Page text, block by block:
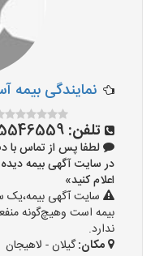
نمایندگی بیمه آسیا
تلفن:
لطفا پس از تماس با
اعلام کنید»
سایت آگهی
بیمه است وهیچ‌گونه
ندارد.
مکان:گیلان - لاهیجان